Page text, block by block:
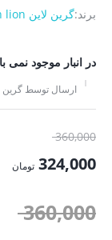
برند:گرین لاین Green lion
در انبار موجود نمی
ارسال توسط گرین
360,000قیمت
اصلی:
بود.
324,000 تومان
فعلی:
360,000